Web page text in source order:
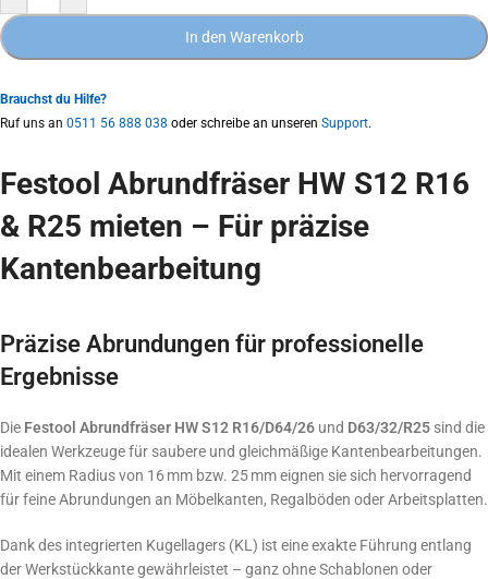
In den Warenkorb
Brauchst du Hilfe?
Ruf uns an 0511 56 888 038 oder schreibe an unseren Support.
Festool Abrundfräser HW S12 R16
& R25 mieten – Für präzise
Kantenbearbeitung
Präzise Abrundungen für professionelle
Ergebnisse
Die Festool Abrundfräser HW S12 R16/D64/26 und D63/32/R25 sind die
idealen Werkzeuge für saubere und gleichmäßige Kantenbearbeitungen.
Mit einem Radius von 16 mm bzw. 25 mm eignen sie sich hervorragend
für feine Abrundungen an Möbelkanten, Regalböden oder Arbeitsplatten.
Dank des integrierten Kugellagers (KL) ist eine exakte Führung entlang
der Werkstückkante gewährleistet – ganz ohne Schablonen oder